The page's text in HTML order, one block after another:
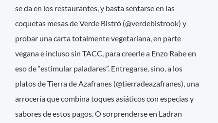
se da en los restaurantes, y basta sentarse en las
coquetas mesas de Verde Bistró (@verdebistrook) y
probar una carta totalmente vegetariana, en parte
vegana e incluso sin TACC, para creerle a Enzo Rabe en
eso de “estimular paladares”. Entregarse, sino, a los
platos de Tierra de Azafranes (@tierradeazafranes), una
arrocería que combina toques asiáticos con especias y
sabores de estos pagos. O sorprenderse en Ladran